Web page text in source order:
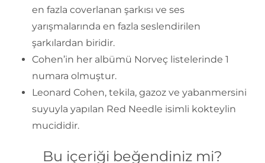
en fazla coverlanan şarkısı ve ses
yarışmalarında en fazla seslendirilen
şarkılardan biridir.
Cohen’in her albümü Norveç listelerinde 1
numara olmuştur.
Leonard Cohen, tekila, gazoz ve yabanmersini
suyuyla yapılan Red Needle isimli kokteylin
mucididir.
Bu içeriği beğendiniz mi?